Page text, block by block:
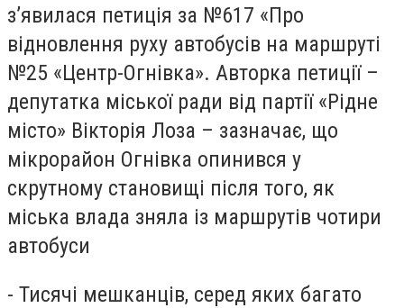
з’явилася петиція за №617 «Про
відновлення руху автобусів на маршруті
№25 «Центр-Огнівка». Авторка петиції –
депутатка міської ради від партії «Рідне
місто» Вікторія Лоза – зазначає, що
мікрорайон Огнівка опинився у
скрутному становищі після того, як
міська влада зняла із маршрутів чотири
автобуси
- Тисячі мешканців, серед яких багато